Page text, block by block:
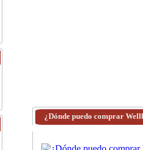
¿Dónde puedo comprar